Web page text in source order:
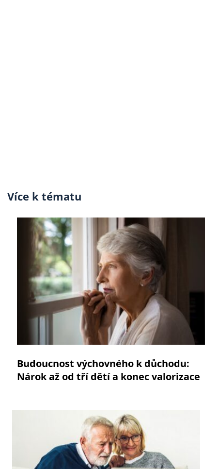
Více k tématu
Budoucnost výchovného k důchodu:
Nárok až od tří dětí a konec valorizace